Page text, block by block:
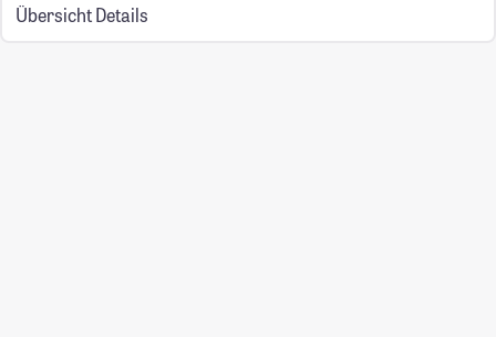
Übersicht Details